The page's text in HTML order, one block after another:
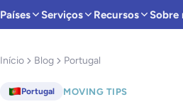
Países Serviços Recursos Sobre
Início Blog Portugal
Portugal MOVING TIPS